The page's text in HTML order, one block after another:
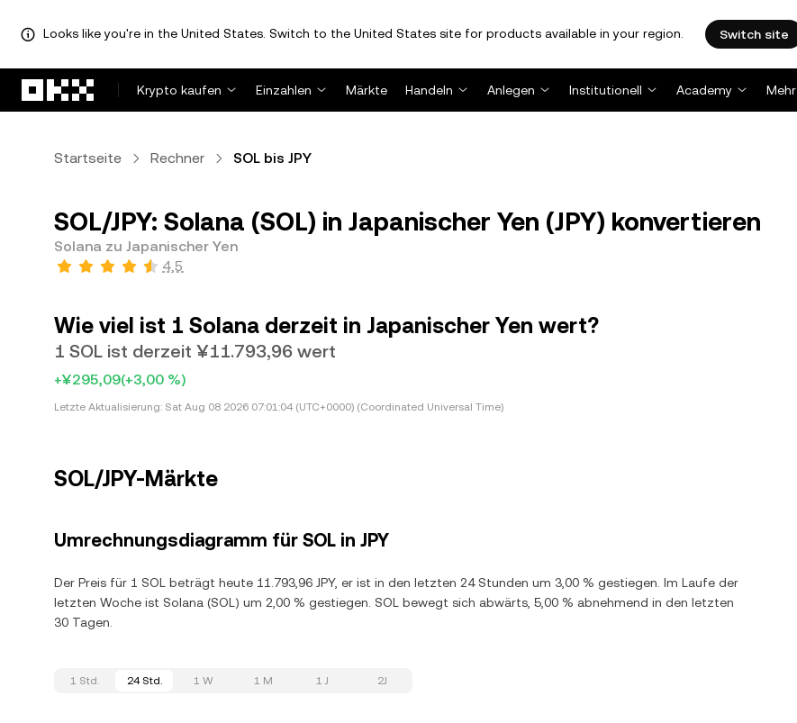
Looks like you're in the United States. Switch to the United States site for products available in your region. Switch site
Krypto kaufen
Einzahlen Märkte Handeln Anlegen Institutionell Academy Mehr
Startseite Rechner SOL bis JPY
SOL/JPY: Solana (SOL) in Japanischer Yen (JPY) konvertieren
Solana zu Japanischer Yen
4,5
Wie viel ist 1 Solana derzeit in Japanischer Yen wert?
1 SOL ist derzeit ¥11.793,96 wert
+¥295,09(+3,00 %)
Letzte Aktualisierung: Sat Aug 08 2026 07:01:04 (UTC+0000) (Coordinated Universal Time)
SOL/JPY-Märkte
Umrechnungsdiagramm für SOL in JPY
Der Preis für 1 SOL beträgt heute 11.793,96 JPY, er ist in den letzten 24 Stunden um 3,00 % gestiegen. Im Laufe der
letzten Woche ist Solana (SOL) um 2,00 % gestiegen. SOL bewegt sich abwärts, 5,00 % abnehmend in den letzten
30 Tagen.
1 Std. 24 Std. 1 W 1 M 1 J 2J